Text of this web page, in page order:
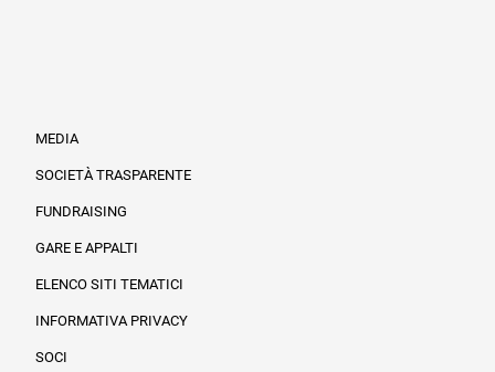
MEDIA
SOCIETÀ TRASPARENTE
FUNDRAISING
GARE E APPALTI
ELENCO SITI TEMATICI
INFORMATIVA PRIVACY
SOCI